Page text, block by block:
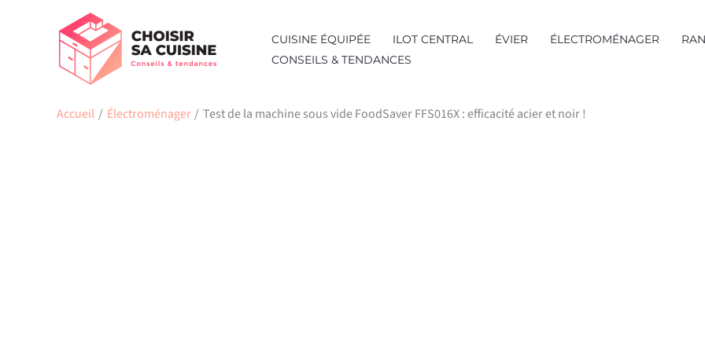
CUISINE ÉQUIPÉE ILOT CENTRAL ÉVIER ÉLECTROMÉNAGER
CONSEILS & TENDANCES
Accueil Électroménager Test de la machine sous vide FoodSaver FFS016X : efficacité acier et noir !